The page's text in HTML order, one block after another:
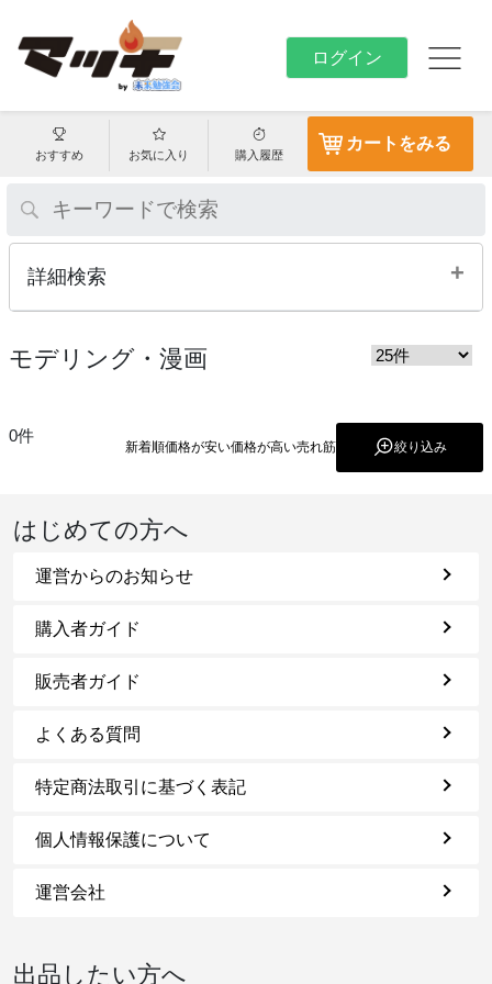
ログイン
おすすめ お気に入り 購入履歴
カートをみる
詳細検索 +
モデリング・漫画
0件
新着順価格が安い価格が高い売れ筋 絞り込み
はじめての方へ
運営からのお知らせ
購入者ガイド
販売者ガイド
よくある質問
特定商法取引に基づく表記
個人情報保護について
運営会社
出品したい方へ